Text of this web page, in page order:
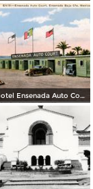
Motel Ensenada Auto Court